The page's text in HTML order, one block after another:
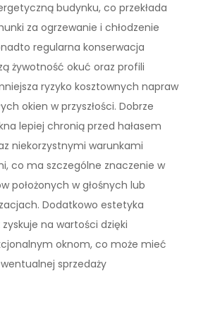
budynku, co przekłada
za ogrzewanie i chłodzenie
regularna konserwacja
żywotność okuć oraz profili
ryzyko kosztownych napraw
okien w przyszłości. Dobrze
lepiej chronią przed hałasem
niekorzystnymi warunkami
co ma szczególne znaczenie w
położonych w głośnych lub
Dodatkowo estetyka
na wartości dzięki
oknom, co może mieć
sprzedaży